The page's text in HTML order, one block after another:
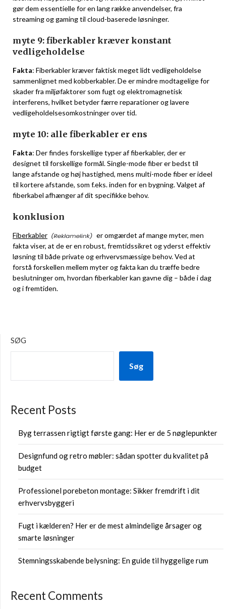
gør dem essentielle for en lang række anvendelser, fra
streaming og gaming til cloud-baserede løsninger.
myte 9: fiberkabler kræver konstant
vedligeholdelse
Fakta: Fiberkabler kræver faktisk meget lidt vedligeholdelse
sammenlignet med kobberkabler. De er mindre modtagelige for
skader fra miljøfaktorer som fugt og elektromagnetisk
interferens, hvilket betyder færre reparationer og lavere
vedligeholdelsesomkostninger over tid.
myte 10: alle fiberkabler er ens
Fakta: Der findes forskellige typer af fiberkabler, der er
designet til forskellige formål. Single-mode fiber er bedst til
lange afstande og høj hastighed, mens multi-mode fiber er ideel
til kortere afstande, som f.eks. inden for en bygning. Valget af
fiberkabel afhænger af dit specifikke behov.
konklusion
Fiberkabler
er omgærdet af mange myter, men
fakta viser, at de er en robust, fremtidssikret og yderst effektiv
løsning til både private og erhvervsmæssige behov. Ved at
forstå forskellen mellem myter og fakta kan du træffe bedre
beslutninger om, hvordan fiberkabler kan gavne dig – både i dag
og i fremtiden.
SØG
Søg
Recent Posts
Byg terrassen rigtigt første gang: Her er de 5 nøglepunkter
Designfund og retro møbler: sådan spotter du kvalitet på
budget
Professionel porebeton montage: Sikker fremdrift i dit
erhvervsbyggeri
Fugt i kælderen? Her er de mest almindelige årsager og
smarte løsninger
Stemningsskabende belysning: En guide til hyggelige rum
Recent Comments